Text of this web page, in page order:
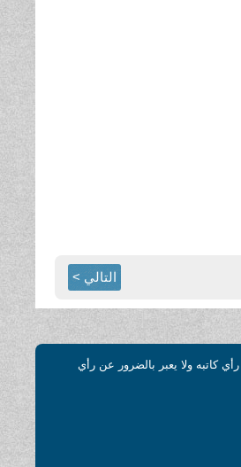
التالي >
كاتبه ولا يعبر بالضرور عن رأي